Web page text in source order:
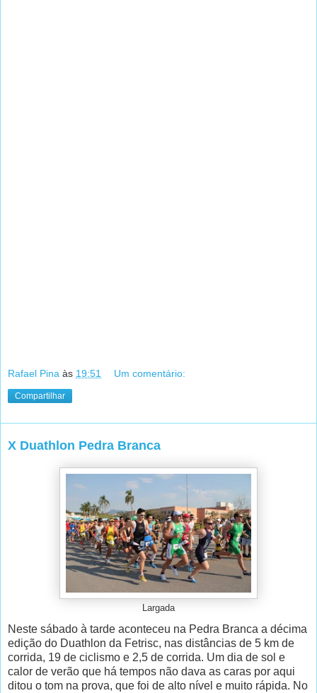
Rafael Pina às 19:51 Um comentário:
Compartilhar
X Duathlon Pedra Branca
Largada
Neste sábado à tarde aconteceu na Pedra Branca a décima
edição do Duathlon da Fetrisc, nas distâncias de 5 km de
corrida, 19 de ciclismo e 2,5 de corrida. Um dia de sol e
calor de verão que há tempos não dava as caras por aqui
ditou o tom na prova, que foi de alto nível e muito rápida. No